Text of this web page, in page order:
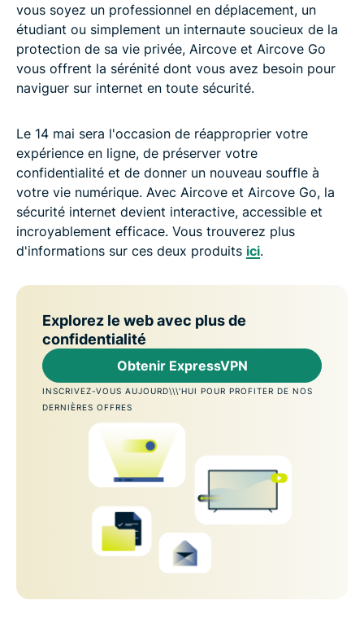
vous soyez un professionnel en déplacement, un
étudiant ou simplement un internaute soucieux de la
protection de sa vie privée, Aircove et Aircove Go
vous offrent la sérénité dont vous avez besoin pour
naviguer sur internet en toute sécurité.
Le 14 mai sera l'occasion de réapproprier votre
expérience en ligne, de préserver votre
confidentialité et de donner un nouveau souffle à
votre vie numérique. Avec Aircove et Aircove Go, la
sécurité internet devient interactive, accessible et
incroyablement efficace. Vous trouverez plus
d'informations sur ces deux produits ici.
Explorez le web avec plus de
confidentialité
Obtenir ExpressVPN
INSCRIVEZ-VOUS AUJOURD\\\'HUI POUR PROFITER DE NOS
DERNIÈRES OFFRES